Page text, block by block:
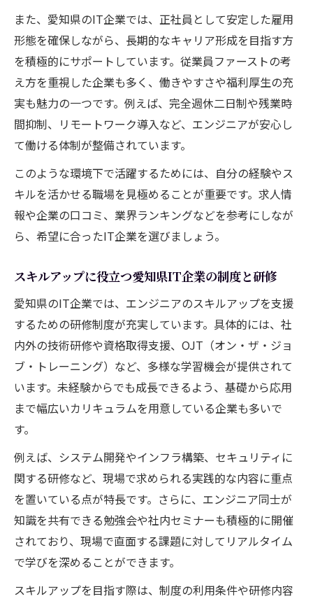
また、愛知県のIT企業では、正社員として安定した雇用
形態を確保しながら、長期的なキャリア形成を目指す方
を積極的にサポートしています。従業員ファーストの考
え方を重視した企業も多く、働きやすさや福利厚生の充
実も魅力の一つです。例えば、完全週休二日制や残業時
間抑制、リモートワーク導入など、エンジニアが安心し
て働ける体制が整備されています。
このような環境下で活躍するためには、自分の経験やス
キルを活かせる職場を見極めることが重要です。求人情
報や企業の口コミ、業界ランキングなどを参考にしなが
ら、希望に合ったIT企業を選びましょう。
スキルアップに役立つ愛知県IT企業の制度と研修
愛知県のIT企業では、エンジニアのスキルアップを支援
するための研修制度が充実しています。具体的には、社
内外の技術研修や資格取得支援、OJT（オン・ザ・ジョ
ブ・トレーニング）など、多様な学習機会が提供されて
います。未経験からでも成長できるよう、基礎から応用
まで幅広いカリキュラムを用意している企業も多いで
す。
例えば、システム開発やインフラ構築、セキュリティに
関する研修など、現場で求められる実践的な内容に重点
を置いている点が特長です。さらに、エンジニア同士が
知識を共有できる勉強会や社内セミナーも積極的に開催
されており、現場で直面する課題に対してリアルタイム
で学びを深めることができます。
スキルアップを目指す際は、制度の利用条件や研修内容